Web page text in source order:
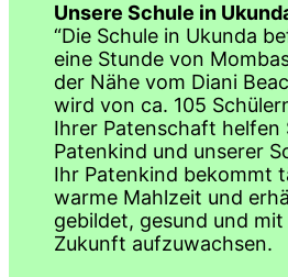
Unsere Schule in
“Die Schule in Ukunda
eine Stunde von
der Nähe vom Diani
wird von ca. 105
Ihrer Patenschaft helfen
Patenkind und unserer
Ihr Patenkind bekommt
warme Mahlzeit und
gebildet, gesund und
Zukunft aufzuwachsen.